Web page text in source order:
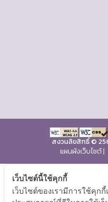
สงวนลิขสิทธิ์ ©
แผนผังเว็บไซต์|
เว็บไซต์นี้ใช้คุกกี้
เว็บไซต์ของเรามีการใช้คุ